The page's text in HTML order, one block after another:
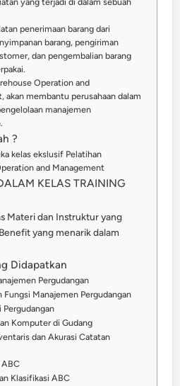
penerimaan barang dari
barang, pengiriman
dan pengembalian barang
Operation and
akan membantu perusahaan dalam
manajemen
?
kelas ekslusif Pelatihan
and Management
KELAS TRAINING
Materi dan Instruktur yang
yang menarik dalam
Didapatkan
Pergudangan
Fungsi Manajemen Pergudangan
Pergudangan
Komputer di Gudang
dan Akurasi Catatan
Klasifikasi ABC